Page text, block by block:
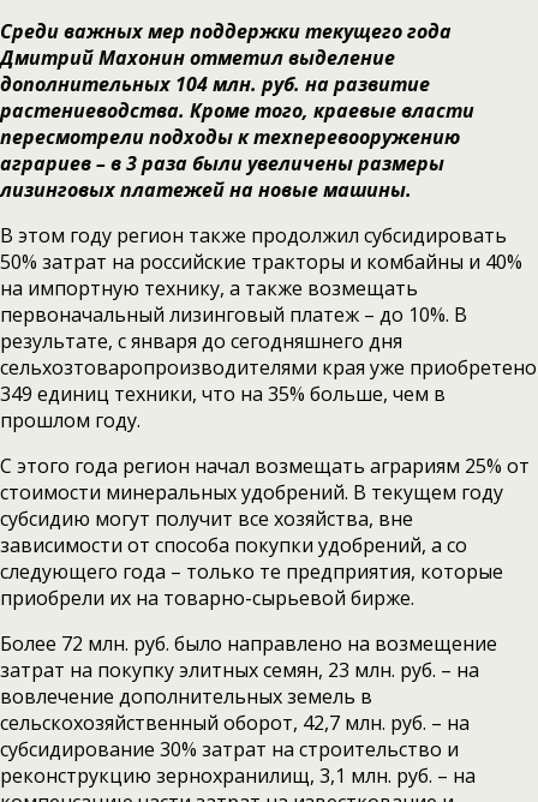
Среди важных мер поддержки текущего года
Дмитрий Махонин отметил выделение
дополнительных 104 млн. руб. на развитие
растениеводства. Кроме того, краевые власти
пересмотрели подходы к техперевооружению
аграриев – в 3 раза были увеличены размеры
лизинговых платежей на новые машины.
В этом году регион также продолжил субсидировать
50% затрат на российские тракторы и комбайны и 40%
на импортную технику, а также возмещать
первоначальный лизинговый платеж – до 10%. В
результате, с января до сегодняшнего дня
сельхозтоваропроизводителями края уже приобретено
349 единиц техники, что на 35% больше, чем в
прошлом году.
С этого года регион начал возмещать аграриям 25% от
стоимости минеральных удобрений. В текущем году
субсидию могут получит все хозяйства, вне
зависимости от способа покупки удобрений, а со
следующего года – только те предприятия, которые
приобрели их на товарно-сырьевой бирже.
Более 72 млн. руб. было направлено на возмещение
затрат на покупку элитных семян, 23 млн. руб. – на
вовлечение дополнительных земель в
сельскохозяйственный оборот, 42,7 млн. руб. – на
субсидирование 30% затрат на строительство и
реконструкцию зернохранилищ, 3,1 млн. руб. – на